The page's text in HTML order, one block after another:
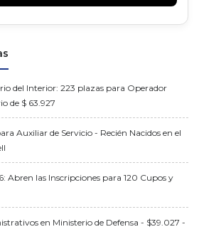
del Interior: 223 plazas para Operador
de $ 63.927
Auxiliar de Servicio - Recién Nacidos en el
Abren las Inscripciones para 120 Cupos y
en Ministerio de Defensa - $39.027 -